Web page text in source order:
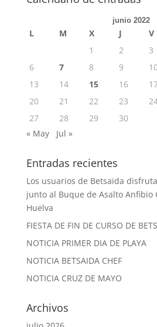
junio 2022
L M X J V
1
2 3
6
7 8 9
13
14 15 16
20
21 22 23
27
28 29
30
« May
Jul »
Entradas recientes
Los usuarios de Betsaida
junto al Buque de Asalto Anfibio
Huelva
FIESTA DE FIN DE CURSO DE
NOTICIA PRIMER DIA DE PLAYA
NOTICIA BETSAIDA CHEF
NOTICIA CRUZ DE MAYO
Archivos